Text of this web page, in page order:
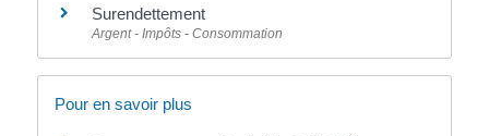
Surendettement
Argent - Impôts - Consommation
Pour en savoir plus